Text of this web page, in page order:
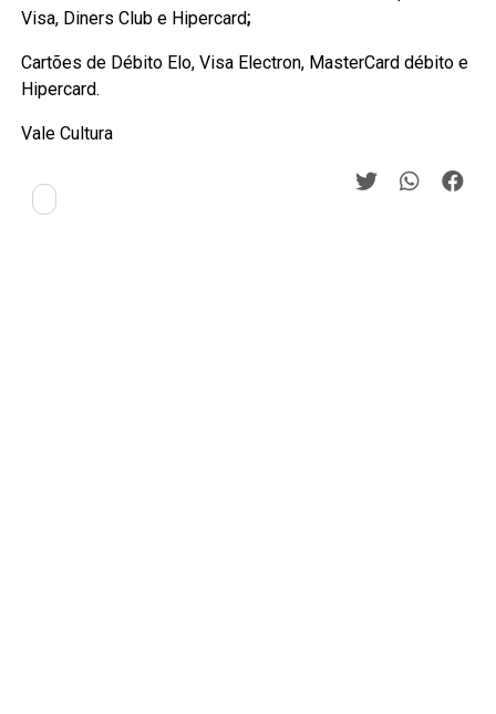
Visa, Diners Club e Hipercard;
Cartões de Débito Elo, Visa Electron, MasterCard débito e
Hipercard.
Vale Cultura